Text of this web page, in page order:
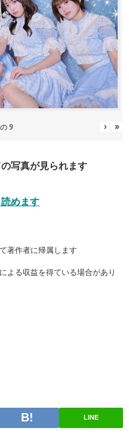
の 9 › »
写真が見られます
めます
著作者に帰属します
よる収益を得ている場合があり
LINE